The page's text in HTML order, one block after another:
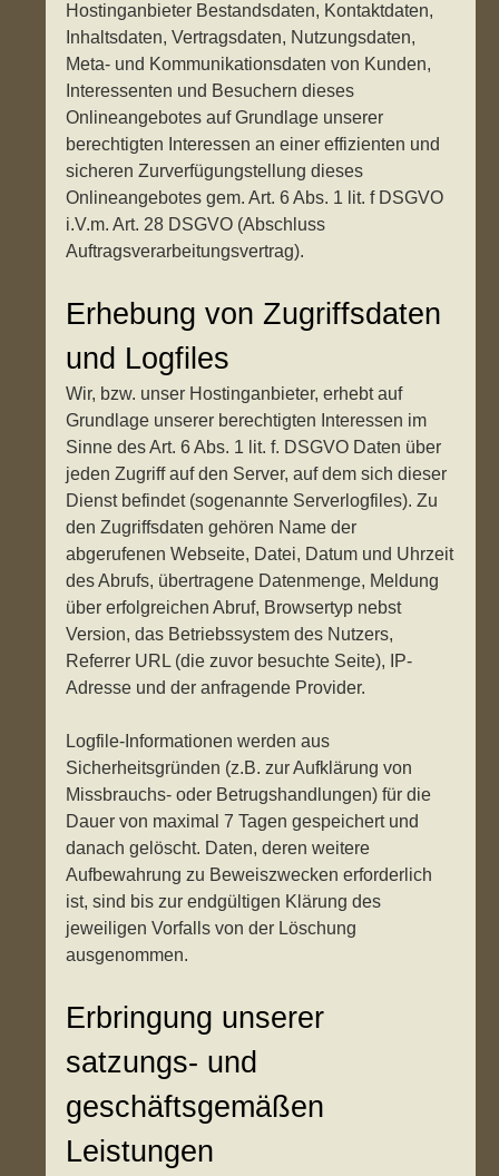
Hostinganbieter Bestandsdaten, Kontaktdaten,
Inhaltsdaten, Vertragsdaten, Nutzungsdaten,
Meta- und Kommunikationsdaten von Kunden,
Interessenten und Besuchern dieses
Onlineangebotes auf Grundlage unserer
berechtigten Interessen an einer effizienten und
sicheren Zurverfügungstellung dieses
Onlineangebotes gem. Art. 6 Abs. 1 lit. f DSGVO
i.V.m. Art. 28 DSGVO (Abschluss
Auftragsverarbeitungsvertrag).
Erhebung von Zugriffsdaten
und Logfiles
Wir, bzw. unser Hostinganbieter, erhebt auf
Grundlage unserer berechtigten Interessen im
Sinne des Art. 6 Abs. 1 lit. f. DSGVO Daten über
jeden Zugriff auf den Server, auf dem sich dieser
Dienst befindet (sogenannte Serverlogfiles). Zu
den Zugriffsdaten gehören Name der
abgerufenen Webseite, Datei, Datum und Uhrzeit
des Abrufs, übertragene Datenmenge, Meldung
über erfolgreichen Abruf, Browsertyp nebst
Version, das Betriebssystem des Nutzers,
Referrer URL (die zuvor besuchte Seite), IP-
Adresse und der anfragende Provider.
Logfile-Informationen werden aus
Sicherheitsgründen (z.B. zur Aufklärung von
Missbrauchs- oder Betrugshandlungen) für die
Dauer von maximal 7 Tagen gespeichert und
danach gelöscht. Daten, deren weitere
Aufbewahrung zu Beweiszwecken erforderlich
ist, sind bis zur endgültigen Klärung des
jeweiligen Vorfalls von der Löschung
ausgenommen.
Erbringung unserer
satzungs- und
geschäftsgemäßen
Leistungen